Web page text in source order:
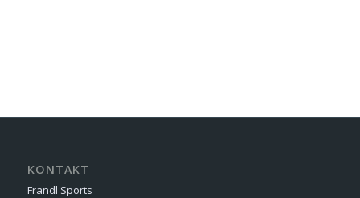
KONTAKT
Frandl Sports